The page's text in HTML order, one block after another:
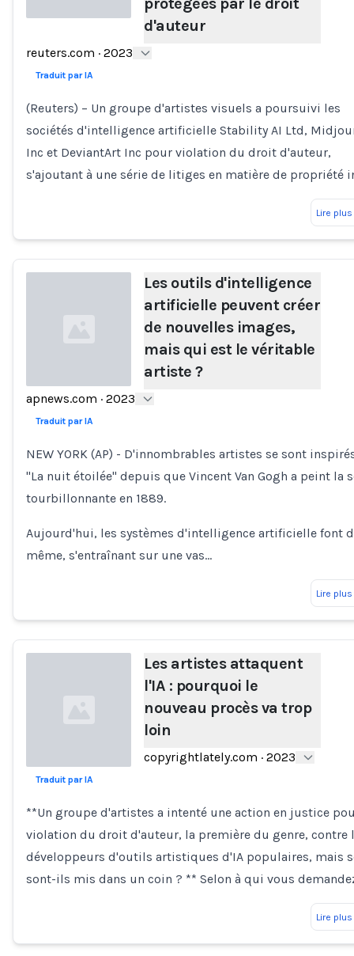
Loading...
d'auteur
reuters.com · 2023
Traduit par IA
(Reuters) – Un groupe d'artistes visuels a poursuivi les
sociétés d'intelligence artificielle Stability AI Ltd,
Inc et DeviantArt Inc pour violation du droit d'auteur,
s'ajoutant à une série de litiges en matière de propriété
Lire plus
Loading...
Les outils d'intelligence
artificielle peuvent créer
de nouvelles images,
mais qui est le véritable
artiste ?
apnews.com · 2023
Traduit par IA
NEW YORK (AP) - D'innombrables artistes se sont
"La nuit étoilée" depuis que Vincent Van Gogh a peint la
tourbillonnante en 1889.
Aujourd'hui, les systèmes d'intelligence artificielle font
même, s'entraînant sur une vas…
Lire plus
Les artistes attaquent
l'IA : pourquoi le
nouveau procès va trop
loin
copyrightlately.com · 2023
Traduit par IA
**Un groupe d'artistes a intenté une action en justice
violation du droit d'auteur, la première du genre, contre
développeurs d'outils artistiques d'IA populaires, mais
sont-ils mis dans un coin ? ** Selon à qui vous
Lire plus